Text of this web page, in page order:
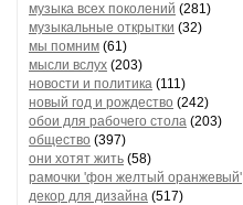
музыка всех поколений (281)
музыкальные открытки (32)
мы помним (61)
мысли вслух (203)
новости и политика (111)
новый год и рождество (242)
обои для рабочего стола (203)
общество (397)
они хотят жить (58)
рамочки 'фон желтый оранжевый'
декор для дизайна (517)